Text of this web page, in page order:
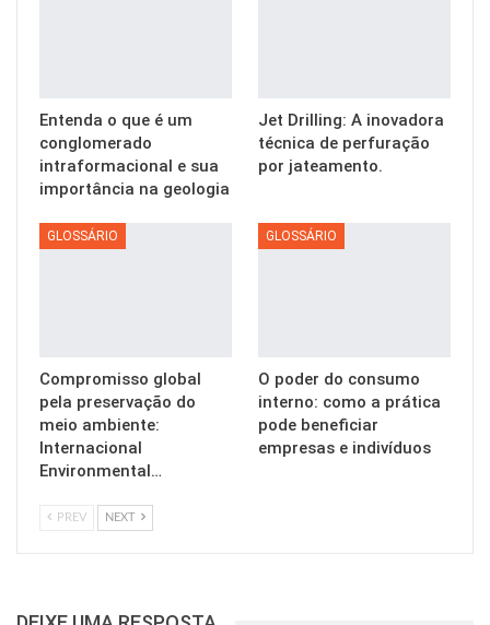
Entenda o que é um
conglomerado
intraformacional e sua
importância na geologia
Jet Drilling: A inovadora
técnica de perfuração
por jateamento.
GLOSSÁRIO
Compromisso global
pela preservação do
meio ambiente:
Internacional
Environmental…
GLOSSÁRIO
O poder do consumo
interno: como a prática
pode beneficiar
empresas e indivíduos
PREV NEXT